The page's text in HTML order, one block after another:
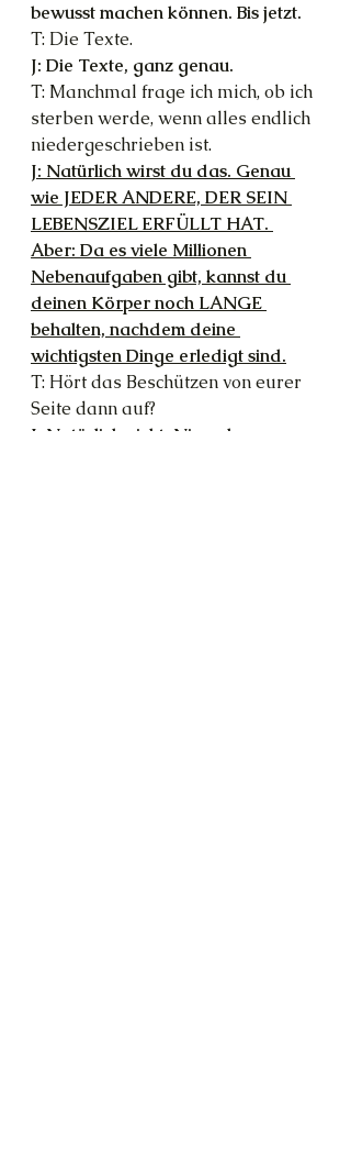
bewusst machen können. Bis jetzt.
T: Die Texte.
J: Die Texte, ganz genau.
T: Manchmal frage ich mich, ob ich
sterben werde, wenn alles endlich
niedergeschrieben ist.
J: Natürlich wirst du das. Genau
wie JEDER ANDERE, DER SEIN
LEBENSZIEL ERFÜLLT HAT.
Aber: Da es viele Millionen
Nebenaufgaben gibt, kannst du
deinen Körper noch LANGE
behalten, nachdem deine
wichtigsten Dinge erledigt sind.
T: Hört das Beschützen von eurer
Seite dann auf?
J: Natürlich nicht. Niemals.